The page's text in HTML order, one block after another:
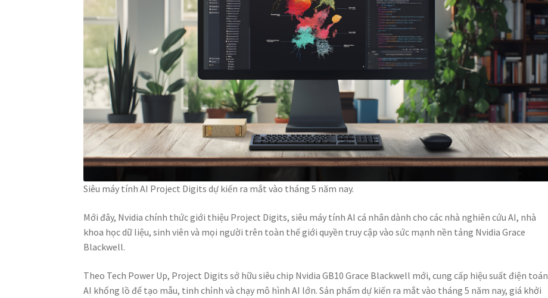
Siêu máy tính AI Project Digits dự kiến ra mắt vào tháng 5 năm nay.
Mới đây, Nvidia chính thức giới thiệu Project Digits, siêu máy tính AI cá nhân dành cho các nhà nghiên cứu AI, nhà
khoa học dữ liệu, sinh viên và mọi người trên toàn thế giới quyền truy cập vào sức mạnh nền tảng Nvidia Grace
Blackwell.
Theo Tech Power Up, Project Digits sở hữu siêu chip Nvidia GB10 Grace Blackwell mới, cung cấp hiệu suất điện toán
AI khổng lồ để tạo mẫu, tinh chỉnh và chạy mô hình AI lớn. Sản phẩm dự kiến ra mắt vào tháng 5 năm nay, giá khởi